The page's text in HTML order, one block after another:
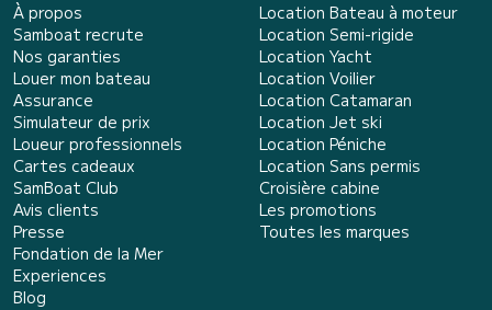
À propos
Samboat recrute
Nos garanties
Louer mon bateau
Assurance
Simulateur de prix
Loueur professionnels
Cartes cadeaux
SamBoat Club
Avis clients
Presse
Fondation de la Mer
Experiences
Blog
Location Bateau à moteur
Location Semi-rigide
Location Yacht
Location Voilier
Location Catamaran
Location Jet ski
Location Péniche
Location Sans permis
Croisière cabine
Les promotions
Toutes les marques